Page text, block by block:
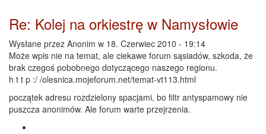
Re: Kolej na orkiestrę w Namysłowie
Wysłane przez Anonim w 18. Czerwiec 2010 - 19:14
Może wpis nie na temat, ale ciekawe forum sąsiadów, szkoda, że
brak czegoś pobobnego dotyczącego naszego regionu.
h t t p :/ /olesnica.mojeforum.net/temat-vt113.html
początek adresu rozdzielony spacjami, bo filtr antyspamowy nie
puszcza anonimów. Ale forum warte przejrzenia.